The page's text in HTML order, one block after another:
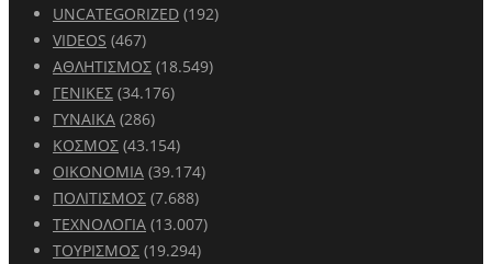
UNCATEGORIZED (192)
VIDEOS (467)
ΑΘΛΗΤΙΣΜΟΣ (18.549)
ΓΕΝΙΚΕΣ (34.176)
ΓΥΝΑΙΚΑ (286)
ΚΟΣΜΟΣ (43.154)
ΟΙΚΟΝΟΜΙΑ (39.174)
ΠΟΛΙΤΙΣΜΟΣ (7.688)
ΤΕΧΝΟΛΟΓΙΑ (13.007)
ΤΟΥΡΙΣΜΟΣ (19.294)